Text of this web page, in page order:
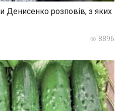
Денисенко розповів, з яких
8896